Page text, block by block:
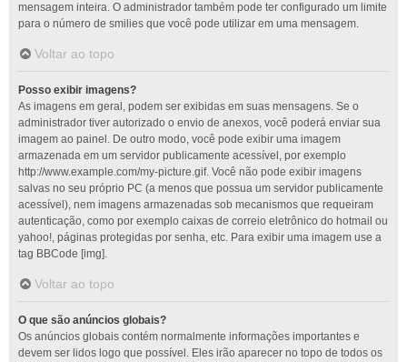
mensagem inteira. O administrador também pode ter configurado um limite
para o número de smilies que você pode utilizar em uma mensagem.
Voltar ao topo
Posso exibir imagens?
As imagens em geral, podem ser exibidas em suas mensagens. Se o
administrador tiver autorizado o envio de anexos, você poderá enviar sua
imagem ao painel. De outro modo, você pode exibir uma imagem
armazenada em um servidor publicamente acessível, por exemplo
http://www.example.com/my-picture.gif. Você não pode exibir imagens
salvas no seu próprio PC (a menos que possua um servidor publicamente
acessível), nem imagens armazenadas sob mecanismos que requeiram
autenticação, como por exemplo caixas de correio eletrônico do hotmail ou
yahoo!, páginas protegidas por senha, etc. Para exibir uma imagem use a
tag BBCode [img].
Voltar ao topo
O que são anúncios globais?
Os anúncios globais contém normalmente informações importantes e
devem ser lidos logo que possível. Eles irão aparecer no topo de todos os